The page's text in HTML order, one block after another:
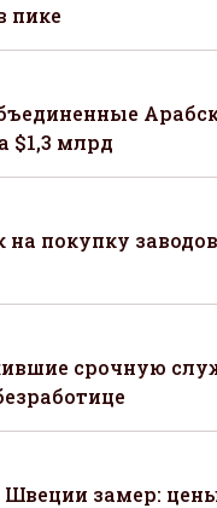
пике
$1,3 млрд
покупку
срочную
замер: